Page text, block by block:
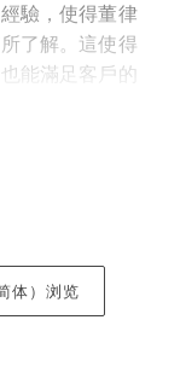
驗，使得董律
了解。這使得
能滿足客戶的
她在國際仲裁
。她目前是華
SCIAHK名
体）浏览